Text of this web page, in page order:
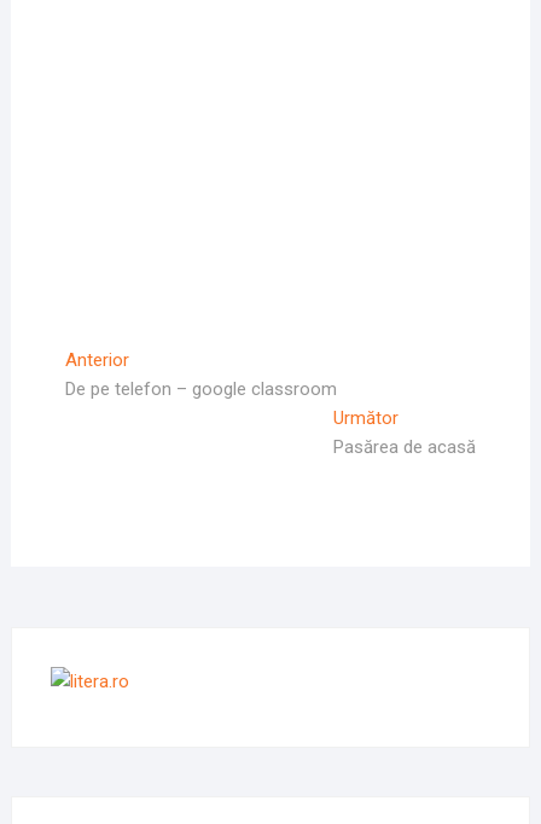
Navigare
în
AnteriorArticolul
Anterior
De pe telefon – google classroom
UrmătorArticolul
Următor:
Pasărea de acasă